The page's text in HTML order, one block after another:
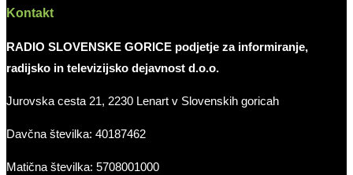
Kontakt
RADIO SLOVENSKE GORICE podjetje za informiranje,
radijsko in televizijsko dejavnost d.o.o.
Jurovska cesta 21, 2230 Lenart v Slovenskih goricah
Davčna številka: 40187462
Matična številka: 5708001000